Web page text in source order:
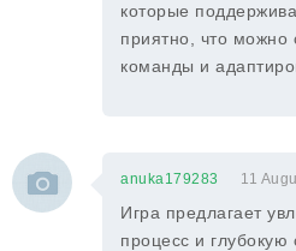
которые
приятно, что можно
команды и
anuka179283 11
Игра предлагает
процесс и глубокую